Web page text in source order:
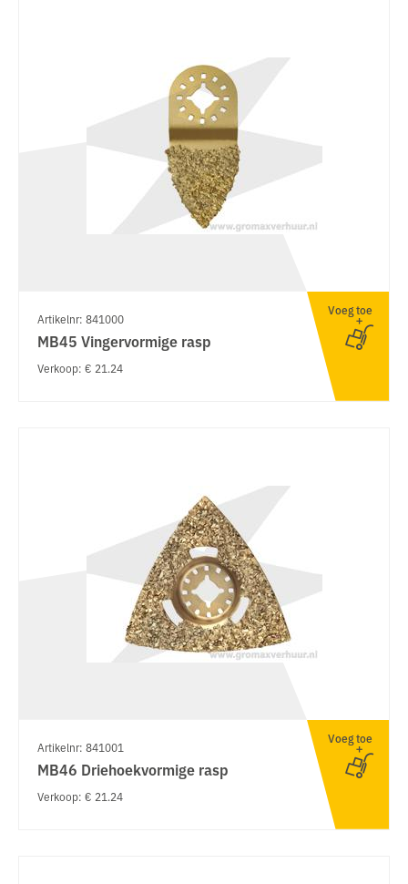
Artikelnr: 841000
MB45 Vingervormige rasp
Verkoop: € 21.24
Voeg toe
Artikelnr: 841001
MB46 Driehoekvormige rasp
Verkoop: € 21.24
Voeg toe